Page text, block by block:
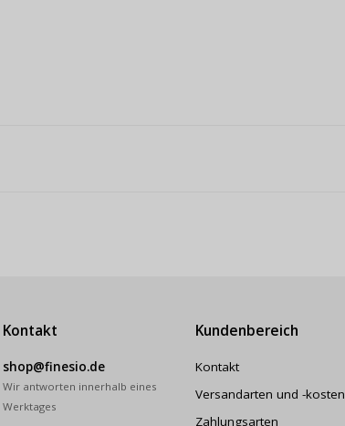
Kontakt
shop@finesio.de
Wir antworten innerhalb eines
Werktages
Kundenbereich
Kontakt
Versandarten und -kosten
Zahlungsarten